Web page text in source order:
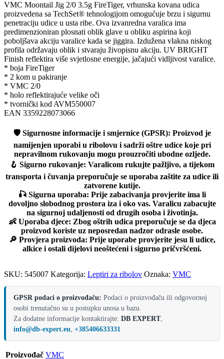
VMC Moontail Jig 2/0 3.5g FireTiger, vrhunska kovana udica
proizvedena sa TechSet® tehnologijom omogućuje brzu i sigurnu
penetraciju udice u usta ribe. Ova izvanredna varalica ima
predimenzioniran plosnati oblik glave u obliku aspirina koji
poboljšava akciju varalice kada se jiggira. Izdužena vlakna niskog
profila održavaju oblik i stvaraju živopisnu akciju. UV BRIGHT
Finish reflektira više svjetlosne energije, jačajući vidljivost varalice.
* boja FireTiger
* 2 kom u pakiranje
* VMC 2/0
* holo reflektirajuće velike oči
* tvornički kod AVM550007
EAN 3359228073066
🛡️ Sigurnosne informacije i smjernice (GPSR): Proizvod je
namijenjen uporabi u ribolovu i sadrži oštre udice koje pri
nepravilnom rukovanju mogu prouzročiti ubodne ozljede.
🪝 Sigurno rukovanje: Varalicom rukujte pažljivo, a tijekom
transporta i čuvanja preporučuje se uporaba zaštite za udice ili
zatvorene kutije.
🎣 Sigurna uporaba: Prije zabacivanja provjerite ima li
dovoljno slobodnog prostora iza i oko vas. Varalicu zabacujte
na sigurnoj udaljenosti od drugih osoba i životinja.
👶 Uporaba djece: Zbog oštrih udica preporučuje se da djeca
proizvod koriste uz neposredan nadzor odrasle osobe.
🔎 Provjera proizvoda: Prije uporabe provjerite jesu li udice,
alkice i ostali dijelovi neoštećeni i sigurno pričvršćeni.
SKU: 545007 Kategorija: Leptiri za ribolov Oznaka: VMC
GPSR podaci o proizvođaču: Podaci o proizvođaču ili odgovornoj
osobi trenutačno su u postupku unosa u bazu.
Za dodatne informacije kontaktirajte: DB EXPERT,
info@db-expert.eu, +385406633331
Proizvođač VMC